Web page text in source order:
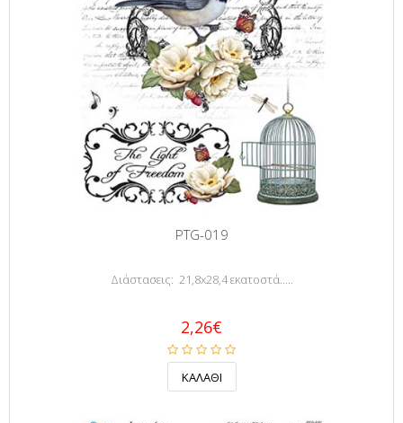
PTG-019
Διάστασεις: 21,8x28,4 εκατοστά.....
2,26€